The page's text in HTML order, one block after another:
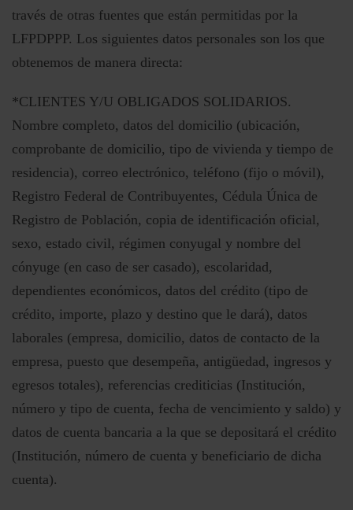
través de otras fuentes que están permitidas por la
LFPDPPP. Los siguientes datos personales son los que
obtenemos de manera directa:
*CLIENTES Y/U OBLIGADOS SOLIDARIOS.
Nombre completo, datos del domicilio (ubicación,
comprobante de domicilio, tipo de vivienda y tiempo de
residencia), correo electrónico, teléfono (fijo o móvil),
Registro Federal de Contribuyentes, Cédula Única de
Registro de Población, copia de identificación oficial,
sexo, estado civil, régimen conyugal y nombre del
cónyuge (en caso de ser casado), escolaridad,
dependientes económicos, datos del crédito (tipo de
crédito, importe, plazo y destino que le dará), datos
laborales (empresa, domicilio, datos de contacto de la
empresa, puesto que desempeña, antigüedad, ingresos y
egresos totales), referencias crediticias (Institución,
número y tipo de cuenta, fecha de vencimiento y saldo) y
datos de cuenta bancaria a la que se depositará el crédito
(Institución, número de cuenta y beneficiario de dicha
cuenta).